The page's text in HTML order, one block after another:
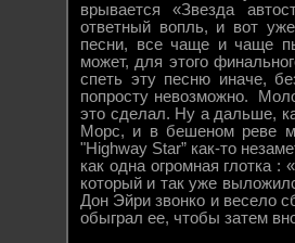
врывается «Звезда
ответный вопль, и вот
песни, все чаще и чаще
может, для этого
спеть эту песню иначе,
попросту невозможно.
это сделал. Ну а дальше,
Морс, и в бешеном реве
"Highway Star” как-то
как одна огромная глотка :
который и так уже
Дон Эйри звонко и весело
обыграл ее, чтобы затем